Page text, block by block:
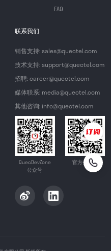
FAQ
联系我们
销售支持: sales@quectel.com
技术支持: support@quectel.com
招聘: career@quectel.com
媒体联系: media@quectel.com
其他咨询: info@quectel.com
QuecDevZone
公众号
官方公众号